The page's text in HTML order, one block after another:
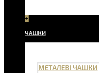
+
ЧАШКИ
МЕТАЛЕВІ ЧАШКИ